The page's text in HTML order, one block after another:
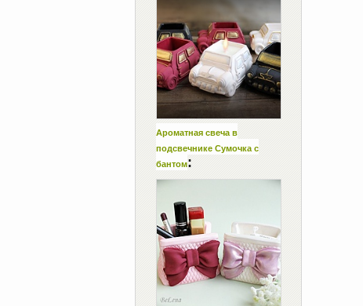
Ароматная свеча в
подсвечнике Сумочка с
бантом: